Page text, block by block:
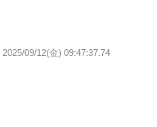
2025/09/12(金) 09:47:37.74